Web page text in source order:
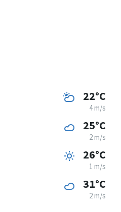
22°C
4 m/s
25°C
2 m/s
26°C
1 m/s
31°C
2 m/s